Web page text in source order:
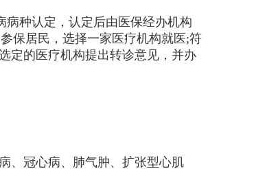
种认定，认定后由医保经办机构
保居民，选择一家医疗机构就医;符
定的医疗机构提出转诊意见，并办
、冠心病、肺气肿、扩张型心肌